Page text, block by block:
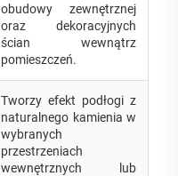
obudowy zewnętrznej
oraz dekoracyjnych
ścian wewnątrz
pomieszczeń.
Tworzy efekt podłogi z
naturalnego kamienia w
wybranych
przestrzeniach
wewnętrznych lub